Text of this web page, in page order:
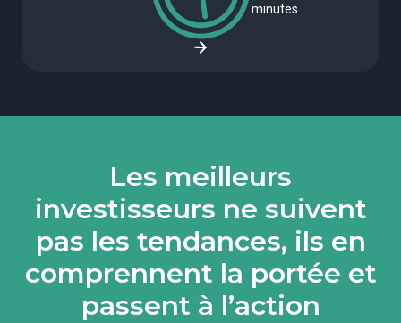
minutes
Les meilleurs
investisseurs ne suivent
pas les tendances, ils en
comprennent la portée et
passent à l’action